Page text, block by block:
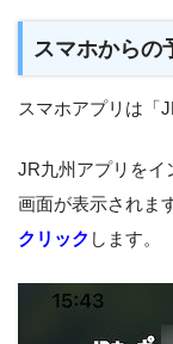
スマホからの
スマホアプリは「
JR九州アプリをイ
画面が表示されま
クリック します。